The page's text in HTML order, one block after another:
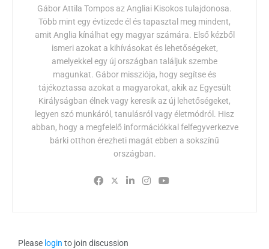
Gábor Attila Tompos az Angliai Kisokos tulajdonosa.
Több mint egy évtizede él és tapasztal meg mindent,
amit Anglia kínálhat egy magyar számára. Első kézből
ismeri azokat a kihívásokat és lehetőségeket,
amelyekkel egy új országban találjuk szembe
magunkat. Gábor missziója, hogy segítse és
tájékoztassa azokat a magyarokat, akik az Egyesült
Királyságban élnek vagy keresik az új lehetőségeket,
legyen szó munkáról, tanulásról vagy életmódról. Hisz
abban, hogy a megfelelő információkkal felfegyverkezve
bárki otthon érezheti magát ebben a sokszínű
országban.
Please login to join discussion